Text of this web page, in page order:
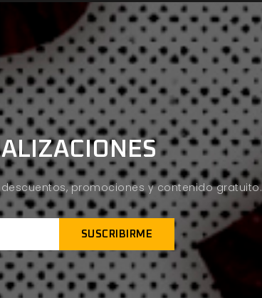
promociones y contenido gratuito.